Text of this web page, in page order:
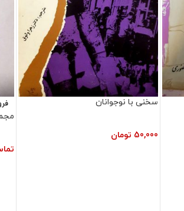
سخنی با نوجوانان
50,000 تومان